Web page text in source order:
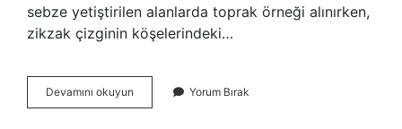
sebze yetiştirilen alanlarda toprak örneği alınırken,
zikzak çizginin köşelerindeki…
Devamını okuyun
Analizi
Yorum Bırak